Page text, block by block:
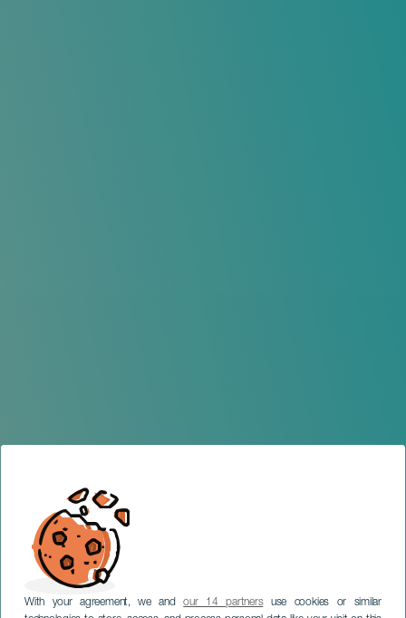
With your agreement, we andour 14 partnersuse cookies or similar